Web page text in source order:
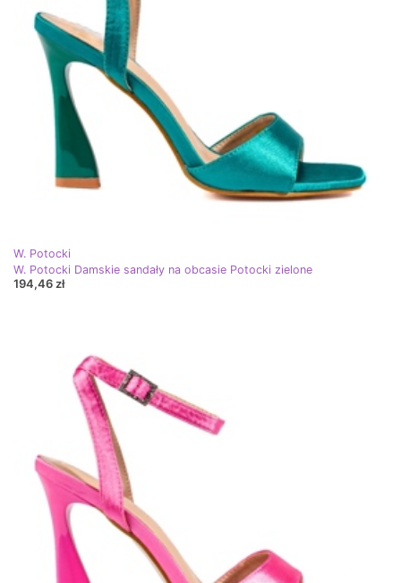
W. Potocki
W. Potocki Damskie sandały na obcasie Potocki zielone
194,46 zł